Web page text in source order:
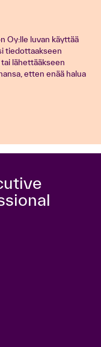
Oy:lle luvan käyttää
tiedottaakseen
lähettääkseen
etten enää halua